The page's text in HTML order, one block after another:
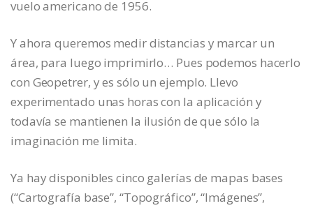
vuelo americano de 1956.
Y ahora queremos medir distancias y marcar un
área, para luego imprimirlo… Pues podemos hacerlo
con Geopetrer, y es sólo un ejemplo. Llevo
experimentado unas horas con la aplicación y
todavía se mantienen la ilusión de que sólo la
imaginación me limita.
Ya hay disponibles cinco galerías de mapas bases
(“Cartografía base”, “Topográfico”, “Imágenes”,